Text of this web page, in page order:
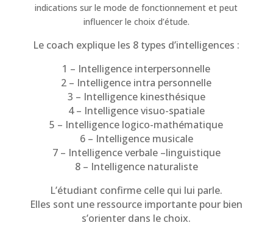
indications sur le mode de fonctionnement et peut
influencer le choix d’étude.
Le coach explique les 8 types d’intelligences :
1 – Intelligence interpersonnelle
2 – Intelligence intra personnelle
3 – Intelligence kinesthésique
4 – Intelligence visuo-spatiale
5 – Intelligence logico-mathématique
6 – Intelligence musicale
7 – Intelligence verbale –linguistique
8 – Intelligence naturaliste
L’étudiant confirme celle qui lui parle.
Elles sont une ressource importante pour bien
s’orienter dans le choix.